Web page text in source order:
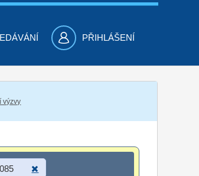
PŘIHLÁŠENÍ
výzvy
085